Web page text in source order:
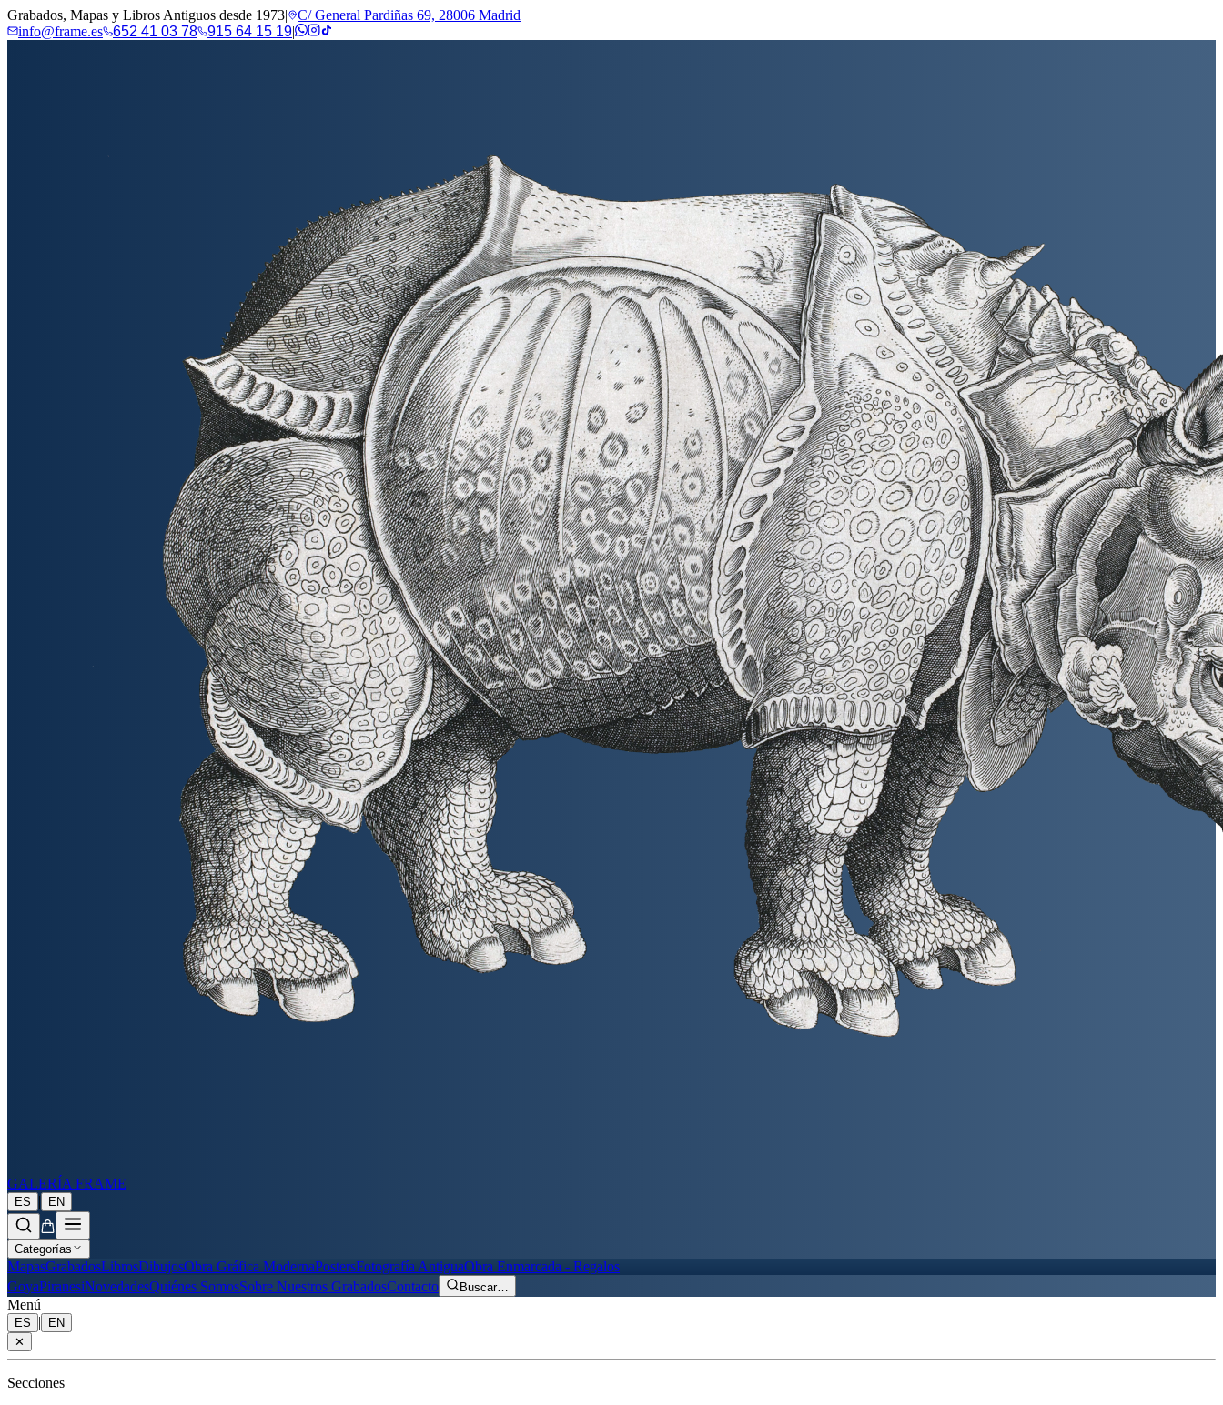
Grabados, Mapas y Libros Antiguos desde 1973|
C/ General Pardiñas 69, 28006 Madrid
info@frame.es
652 41 03 78 915 64 15 19|
GALERÍA FRAME
ES | EN
Categorías
MapasGrabadosLibrosDibujosObra Gráfica ModernaPostersFotografía AntiguaObra Enmarcada - Regalos
GoyaPiranesiNovedadesQuiénes SomosSobre Nuestros GrabadosContacto Buscar…
Menú
ES |
EN
✕
Secciones